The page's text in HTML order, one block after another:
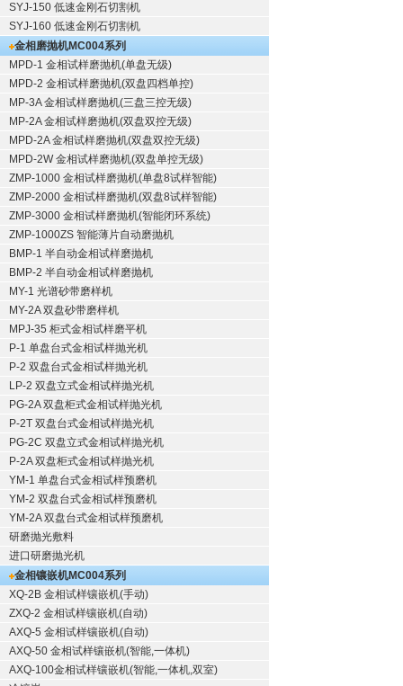
SYJ-150 低速金刚石切割机
SYJ-160 低速金刚石切割机
金相磨抛机MC004系列
MPD-1 金相试样磨抛机(单盘无级)
MPD-2 金相试样磨抛机(双盘四档单控)
MP-3A 金相试样磨抛机(三盘三控无级)
MP-2A 金相试样磨抛机(双盘双控无级)
MPD-2A 金相试样磨抛机(双盘双控无级)
MPD-2W 金相试样磨抛机(双盘单控无级)
ZMP-1000 金相试样磨抛机(单盘8试样智能)
ZMP-2000 金相试样磨抛机(双盘8试样智能)
ZMP-3000 金相试样磨抛机(智能闭环系统)
ZMP-1000ZS 智能薄片自动磨抛机
BMP-1 半自动金相试样磨抛机
BMP-2 半自动金相试样磨抛机
MY-1 光谱砂带磨样机
MY-2A 双盘砂带磨样机
MPJ-35 柜式金相试样磨平机
P-1 单盘台式金相试样抛光机
P-2 双盘台式金相试样抛光机
LP-2 双盘立式金相试样抛光机
PG-2A 双盘柜式金相试样抛光机
P-2T 双盘台式金相试样抛光机
PG-2C 双盘立式金相试样抛光机
P-2A 双盘柜式金相试样抛光机
YM-1 单盘台式金相试样预磨机
YM-2 双盘台式金相试样预磨机
YM-2A 双盘台式金相试样预磨机
研磨抛光敷料
进口研磨抛光机
金相镶嵌机MC004系列
XQ-2B 金相试样镶嵌机(手动)
ZXQ-2 金相试样镶嵌机(自动)
AXQ-5 金相试样镶嵌机(自动)
AXQ-50 金相试样镶嵌机(智能,一体机)
AXQ-100金相试样镶嵌机(智能,一体机,双室)